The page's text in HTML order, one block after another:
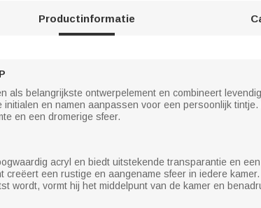
Productinformatie
als belangrijkste ontwerpelement en combineert
en namen aanpassen voor een persoonlijk
en een dromerige sfeer.
acryl en biedt uitstekende transparantie en
creëert een rustige en aangename sfeer in iedere
wordt, vormt hij het middelpunt van de kamer en